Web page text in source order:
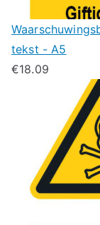
tekst - A5
€18.09